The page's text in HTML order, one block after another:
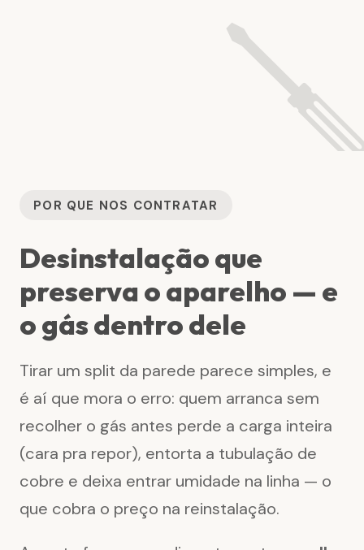
POR QUE NOS CONTRATAR
Desinstalação que
preserva o aparelho — e
o gás dentro dele
Tirar um split da parede parece simples, e
é aí que mora o erro: quem arranca sem
recolher o gás antes perde a carga inteira
(cara pra repor), entorta a tubulação de
cobre e deixa entrar umidade na linha — o
que cobra o preço na reinstalação.